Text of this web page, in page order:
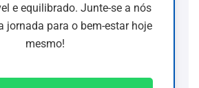
e equilibrado. Junte-se a nós
jornada para o bem-estar hoje
mesmo!